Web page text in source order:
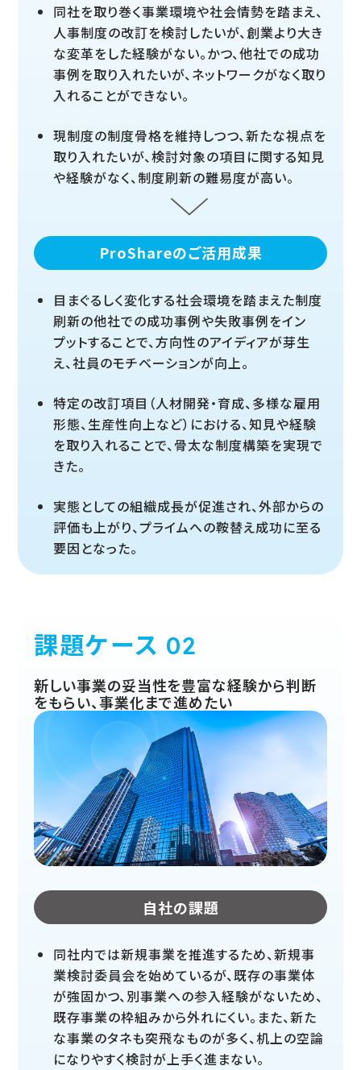
同社を取り巻く事業環境や社会情勢を踏まえ、
人事制度の改訂を検討したいが、創業より大き
な変革をした経験がない。かつ、他社での成功
事例を取り入れたいが、ネットワークがなく取り
入れることができない。
現制度の制度骨格を維持しつつ、新たな視点を
取り入れたいが、検討対象の項目に関する知見
や経験がなく、制度刷新の難易度が高い。
ProShareのご活用成果
目まぐるしく変化する社会環境を踏まえた制度
刷新の他社での成功事例や失敗事例をイン
プットすることで、方向性のアイディアが芽生
え、社員のモチベーションが向上。
特定の改訂項目（人材開発・育成、多様な雇用
形態、生産性向上など）における、知見や経験
を取り入れることで、骨太な制度構築を実現で
きた。
実態としての組織成長が促進され、外部からの
評価も上がり、プライムへの鞍替え成功に至る
要因となった。
課題ケース
新しい事業の妥当性を豊富な経験から判断
をもらい、事業化まで進めたい
自社の課題
同社内では新規事業を推進するため、新規事
業検討委員会を始めているが、既存の事業体
が強固かつ、別事業への参入経験がないため、
既存事業の枠組みから外れにくい。また、新た
な事業のタネも突飛なものが多く、机上の空論
になりやすく検討が上手く進まない。